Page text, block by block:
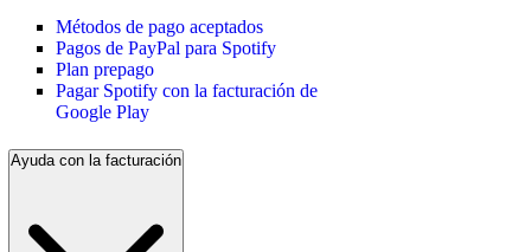
Métodos de pago aceptados
Pagos de PayPal para Spotify
Plan prepago
Pagar Spotify con la facturación de
Google Play
Ayuda con la facturación